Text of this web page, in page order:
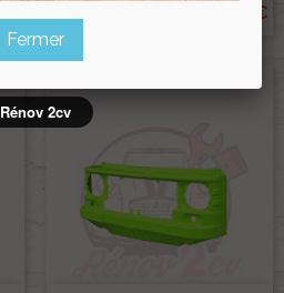
144,15 €
Fermer
Rénov 2cv